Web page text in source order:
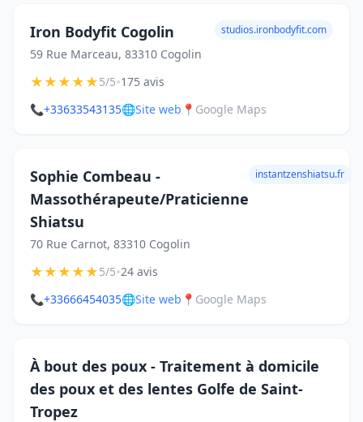
Iron Bodyfit Cogolin
59 Rue Marceau, 83310 Cogolin
studios.ironbodyfit.com
★★★★★5/5•175 avis
📞+33633543135🌐Site web 📍 Google Maps
Sophie Combeau -
Massothérapeute/Praticienne
Shiatsu
70 Rue Carnot, 83310 Cogolin
instantzenshiatsu.fr
★★★★★5/5•24 avis
📞+33666454035🌐Site web 📍 Google Maps
À bout des poux - Traitement à domicile
des poux et des lentes Golfe de Saint-
Tropez